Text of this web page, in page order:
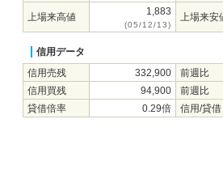
上場来高値 1,883
(05/12/13)
上場来安
信用データ
信用売残
332,900
前週比
信用買残
94,900
前週比
貸借倍率
0.29倍 信用/貸借